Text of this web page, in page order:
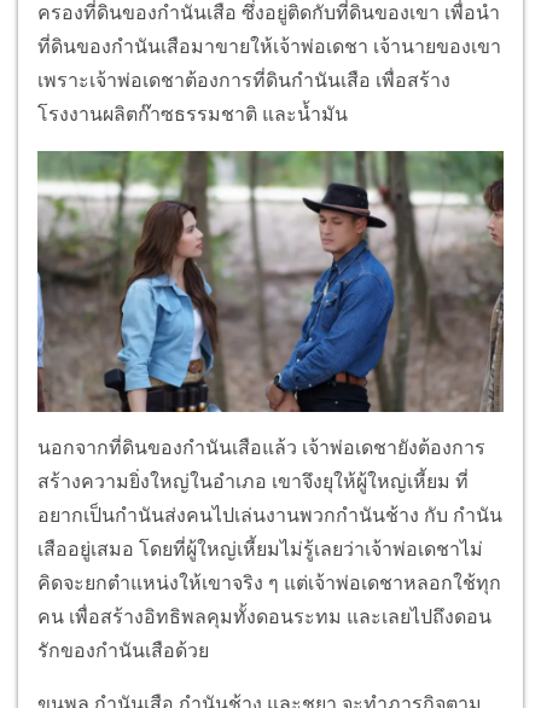
ครองที่ดินของกำนันเสือ ซึ่งอยู่ติดกับที่ดินของเขา เพื่อนำ
ที่ดินของกำนันเสือมาขายให้เจ้าพ่อเดชา เจ้านายของเขา
เพราะเจ้าพ่อเดชาต้องการที่ดินกำนันเสือ เพื่อสร้าง
โรงงานผลิตก๊าซธรรมชาติ และน้ำมัน
นอกจากที่ดินของกำนันเสือแล้ว เจ้าพ่อเดชายังต้องการ
สร้างความยิ่งใหญ่ในอำเภอ เขาจึงยุให้ผู้ใหญ่เหี้ยม ที่
อยากเป็นกำนันส่งคนไปเล่นงานพวกกำนันช้าง กับ กำนัน
เสืออยู่เสมอ โดยที่ผู้ใหญ่เหี้ยมไม่รู้เลยว่าเจ้าพ่อเดชาไม่
คิดจะยกตำแหน่งให้เขาจริง ๆ แต่เจ้าพ่อเดชาหลอกใช้ทุก
คน เพื่อสร้างอิทธิพลคุมทั้งดอนระทม และเลยไปถึงดอน
รักของกำนันเสือด้วย